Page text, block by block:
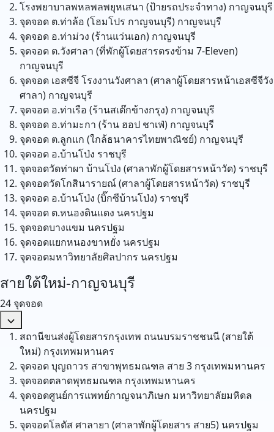
โรงพยาบาลพหลพลพยุหเสนา (ป้ายรถประจำทาง) กาญจนบุรี
จุดจอด ต.ท่าล้อ (โฮมโปร กาญจนบุรี) กาญจนบุรี
จุดจอด อ.ท่าม่วง (ร้านแว่นเอก) กาญจนบุรี
จุดจอด ต.วังศาลา (ที่พักผู้โดยสารตรงข้าม 7-Eleven)
กาญจนบุรี
จุดจอด เอสซีจี โรงงานวังศาลา (ศาลาผู้โดยสารหน้าเอสซีจีวัง
ศาลา) กาญจนบุรี
จุดจอด อ.ท่าเรือ (ร้านสเต๊กข้างกรุง) กาญจนบุรี
จุดจอด อ.ท่ามะกา (ร้าน ฮอป ชาเฟ่) กาญจนบุรี
จุดจอด ต.ลูกแก (ใกล้ธนาคารไทยพาณิชย์) กาญจนบุรี
จุดจอด อ.บ้านโป่ง ราชบุรี
จุดจอดวัดท่าผา บ้านโป่ง (ศาลาพักผู้โดยสารหน้าวัด) ราชบุรี
จุดจอดวัดโกสินารายณ์ (ศาลาผู้โดยสารหน้าวัด) ราชบุรี
จุดจอด อ.บ้านโป่ง (บิ๊กซีบ้านโป่ง) ราชบุรี
จุดจอด ต.หนองดินแดง นครปฐม
จุดจอดบางแขม นครปฐม
จุดจอดแยกหนองขาหยั่ง นครปฐม
จุดจอดมหาวิทยาลัยศิลปากร นครปฐม
สายใต้ใหม่-กาญจนบุรี
24 จุดจอด
สถานีขนส่งผู้โดยสารกรุงเทพ ถนนบรมราชชนนี (สายใต้
ใหม่) กรุงเทพมหานคร
จุดจอด บุญถาวร สาขาพุทธมณฑล สาย 3 กรุงเทพมหานคร
จุดจอดตลาดพุทธมณฑล กรุงเทพมหานคร
จุดจอดศูนย์การแพทย์กาญจนาภิเษก มหาวิทยาลัยมหิดล
นครปฐม
จุดจอดโลตัส ศาลายา (ศาลาพักผู้โดยสาร สาย5) นครปฐม